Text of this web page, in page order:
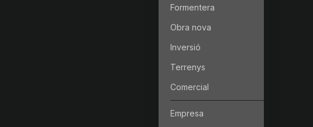
Formentera
Obra nova
Inversió
Terrenys
Comercial
Empresa